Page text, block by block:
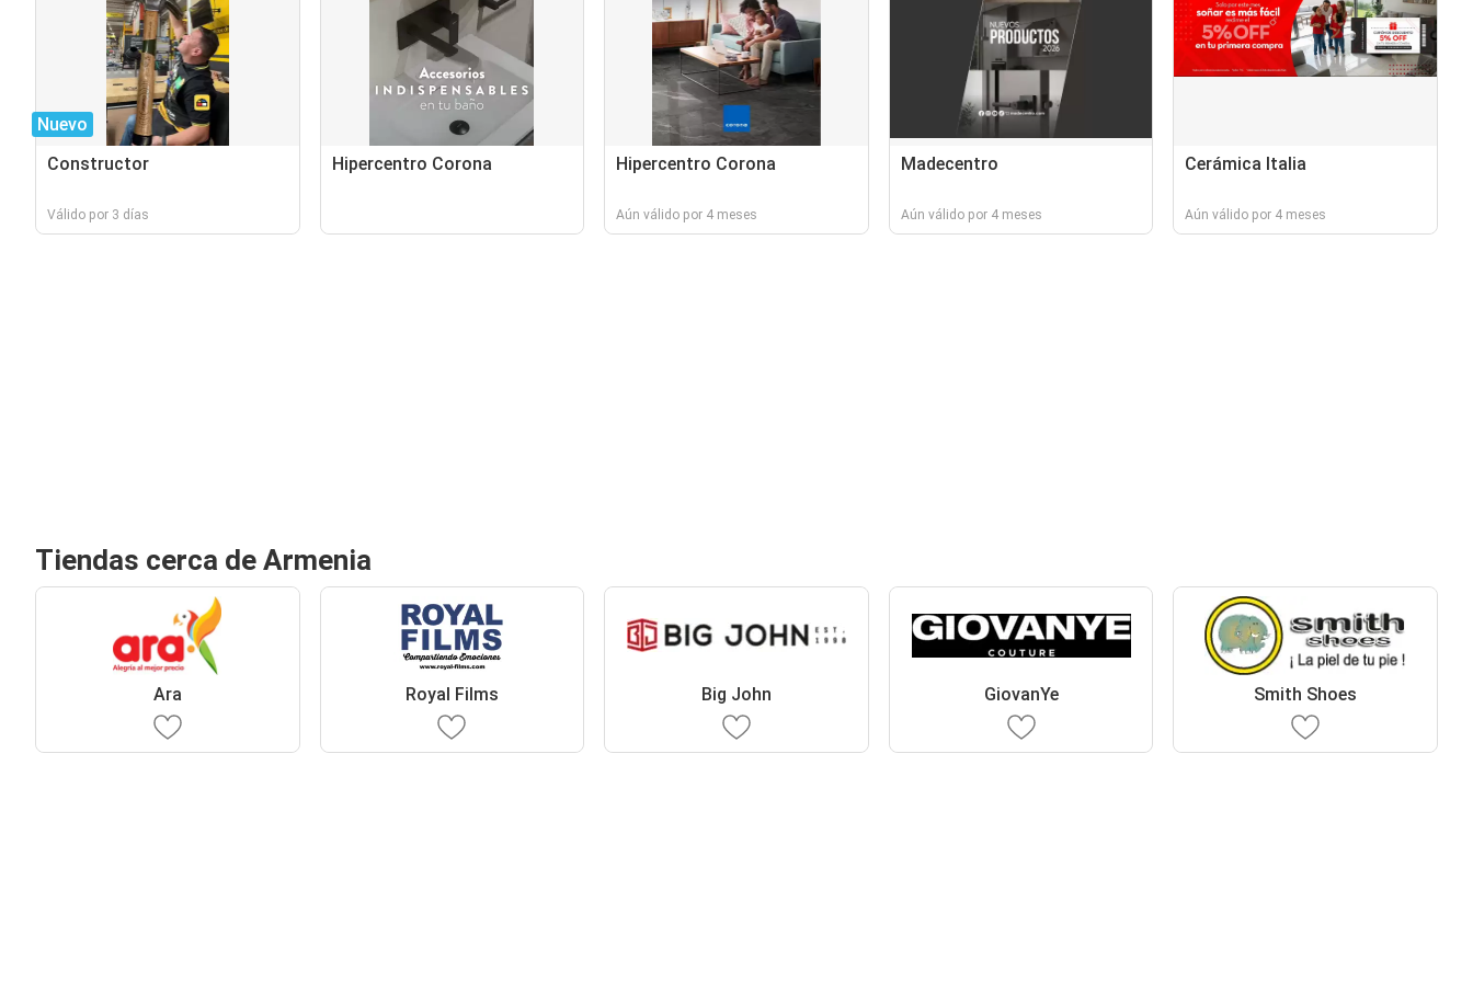
Nuevo
Constructor
Válido por 3 días
Hipercentro Corona Hipercentro Corona
Aún válido por 4 meses
Madecentro
Aún válido por 4 meses
Cerámica Italia
Aún válido por 4 meses
Tiendas cerca de Armenia
Ara Royal Films Big John GiovanYe Smith Shoes